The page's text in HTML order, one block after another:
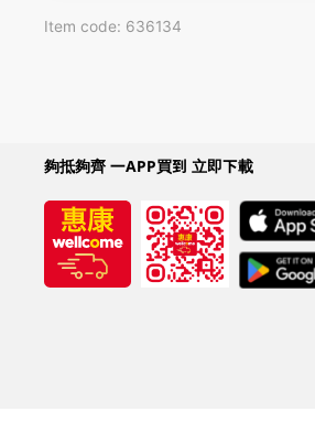
Item code: 636134
夠抵夠齊 一APP買到 立即下載